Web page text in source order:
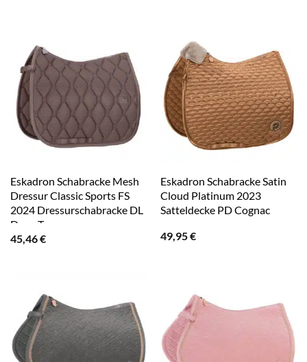
Eskadron Schabracke Mesh
Dressur Classic Sports FS
2024 Dressurschabracke DL
Deep Taupe
45,46€
Eskadron Schabracke Satin
Cloud Platinum 2023
Satteldecke PD Cognac
49,95€